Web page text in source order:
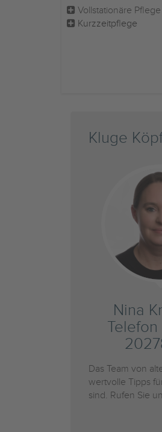
Vollstationäre Pflege
Kurzzeitpflege
Kluge
Nina
Telefon
Das Team von
wertvolle Tipps
sind. Rufen Sie